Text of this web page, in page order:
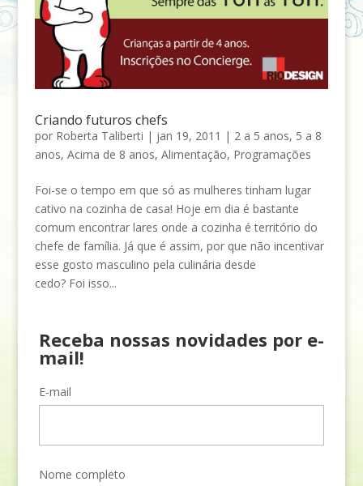
Criando futuros chefs
por Roberta Taliberti | jan 19, 2011 | 2 a 5 anos, 5 a 8
anos, Acima de 8 anos, Alimentação, Programações
Foi-se o tempo em que só as mulheres tinham lugar
cativo na cozinha de casa! Hoje em dia é bastante
comum encontrar lares onde a cozinha é território do
chefe de família. Já que é assim, por que não incentivar
esse gosto masculino pela culinária desde
cedo? Foi isso...
Receba nossas novidades por e-
mail!
E-mail
Nome completo